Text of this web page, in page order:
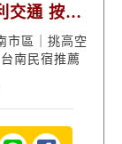
交通 按摩
市區｜挑高空
南民宿推薦